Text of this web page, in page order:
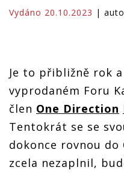
Vydáno 20.10.2023 |
Je to přibližně rok
vyprodaném Foru
člen One Direction
Tentokrát se se
dokonce rovnou do
zcela nezaplnil,